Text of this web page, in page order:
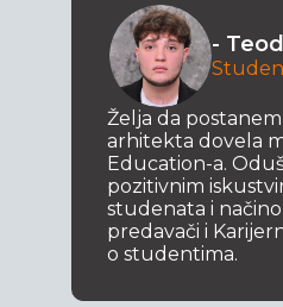
-
Želja da
arhitekta dovela
Education-a.
pozitivnim
studenata i
predavači i
o studentima.